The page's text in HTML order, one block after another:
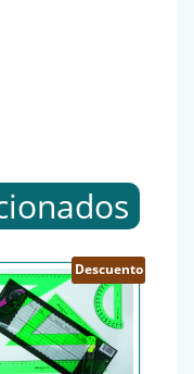
Descuento